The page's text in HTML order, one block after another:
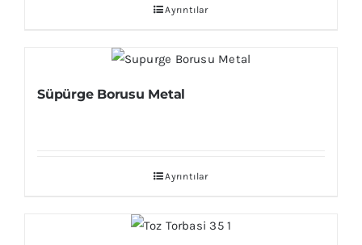
Ayrıntılar
Süpürge Borusu Metal
Ayrıntılar